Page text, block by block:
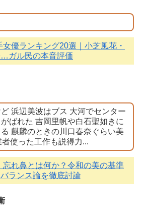
優ランキング20選｜小芝風花・
ガル民の本音評価
浜辺美波はブス 大河でセンター
ばれた 吉岡里帆や白石聖如きに
麒麟のときの川口春奈ぐらい美
使った工作も説得力...
忘れ鼻とは何か？令和の美の基準
ランス論を徹底討論